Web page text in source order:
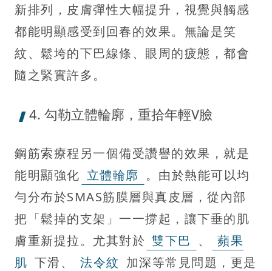
新排列，皮膚彈性大幅提升，視覺與觸感
都能明顯感受到回春的效果。無論是笑
紋、鬆垮的下巴線條、眼周的疲態，都會
隨之緊實許多。
4. 勾勒立體輪廓，重拾年輕V臉
鋼筋索療程另一個備受讚譽的效果，就是
能明顯強化 立體輪廓 。由於熱能可以均
勻分布於SMAS筋膜層與真皮層，從內部
把「鬆掉的支架」一一撐起，讓下垂的肌
膚重新提拉。尤其對於 雙下巴 、
蘋果
肌 下滑、 法令紋 加深等常見問題，更是